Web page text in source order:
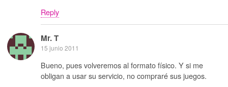
Reply
Mr. T
15 junio 2011
Bueno, pues volveremos al formato físico. Y si me
obligan a usar su servicio, no compraré sus juegos.